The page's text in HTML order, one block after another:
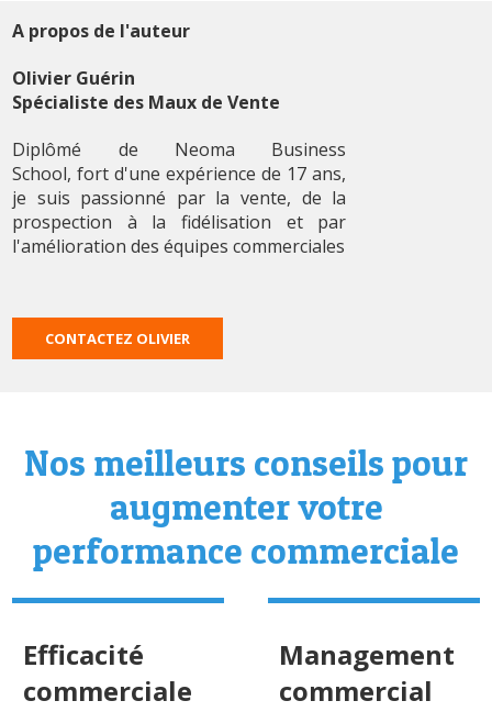
A propos de l'auteur
Olivier Guérin
Spécialiste des Maux de Vente
Diplômé de Neoma Business
School, fort d'une expérience de 17 ans,
je suis passionné par la vente, de la
prospection à la fidélisation et par
l'amélioration des équipes commerciales
CONTACTEZ OLIVIER
Nos meilleurs conseils pour
augmenter votre
performance commerciale
Efficacité
commerciale
Management
commercial